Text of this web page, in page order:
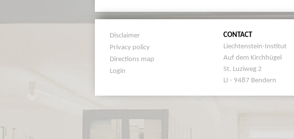
Disclaimer
Privacy policy
Directions map
Login
CONTACT
Liechtenstein-Institut
Auf dem Kirchhügel
St. Luziweg 2
LI - 9487 Bendern